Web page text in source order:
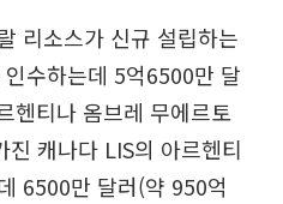
리소스가 신규 설립하는
수하는데 5억6500만 달
헨티나 옴브레 무에르토
캐나다 LIS의 아르헨티
6500만 달러(약 950억